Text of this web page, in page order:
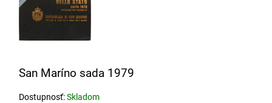
San Maríno sada 1979
Dostupnosť:Skladom